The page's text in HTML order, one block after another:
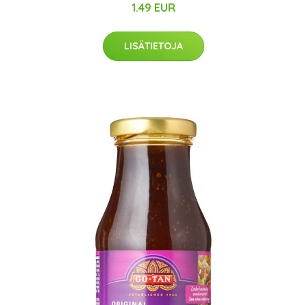
1.49 EUR
LISÄTIETOJA